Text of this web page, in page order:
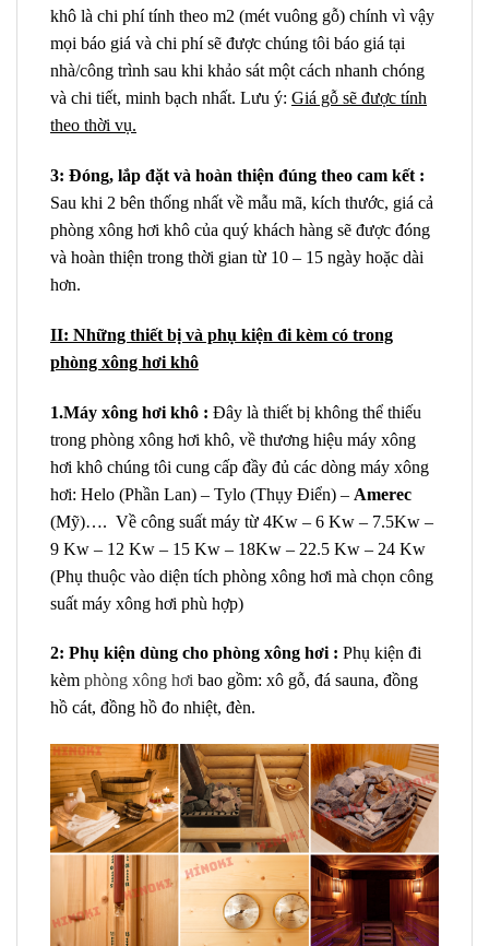
khô là chi phí tính theo m2 (mét vuông gỗ) chính vì vậy
mọi báo giá và chi phí sẽ được chúng tôi báo giá tại
nhà/công trình sau khi khảo sát một cách nhanh chóng
và chi tiết, minh bạch nhất. Lưu ý: Giá gỗ sẽ được tính
theo thời vụ.
3: Đóng, lắp đặt và hoàn thiện đúng theo cam kết :
Sau khi 2 bên thống nhất về mẫu mã, kích thước, giá cả
phòng xông hơi khô của quý khách hàng sẽ được đóng
và hoàn thiện trong thời gian từ 10 – 15 ngày hoặc dài
hơn.
II: Những thiết bị và phụ kiện đi kèm có trong
phòng xông hơi khô
1.Máy xông hơi khô : Đây là thiết bị không thể thiếu
trong phòng xông hơi khô, về thương hiệu máy xông
hơi khô chúng tôi cung cấp đầy đủ các dòng máy xông
hơi: Helo (Phần Lan) – Tylo (Thụy Điển) – Amerec
(Mỹ)…. Về công suất máy từ 4Kw – 6 Kw – 7.5Kw –
9 Kw – 12 Kw – 15 Kw – 18Kw – 22.5 Kw – 24 Kw
(Phụ thuộc vào diện tích phòng xông hơi mà chọn công
suất máy xông hơi phù hợp)
2: Phụ kiện dùng cho phòng xông hơi : Phụ kiện đi
kèm phòng xông hơi bao gồm: xô gỗ, đá sauna, đồng
hồ cát, đồng hồ đo nhiệt, đèn.